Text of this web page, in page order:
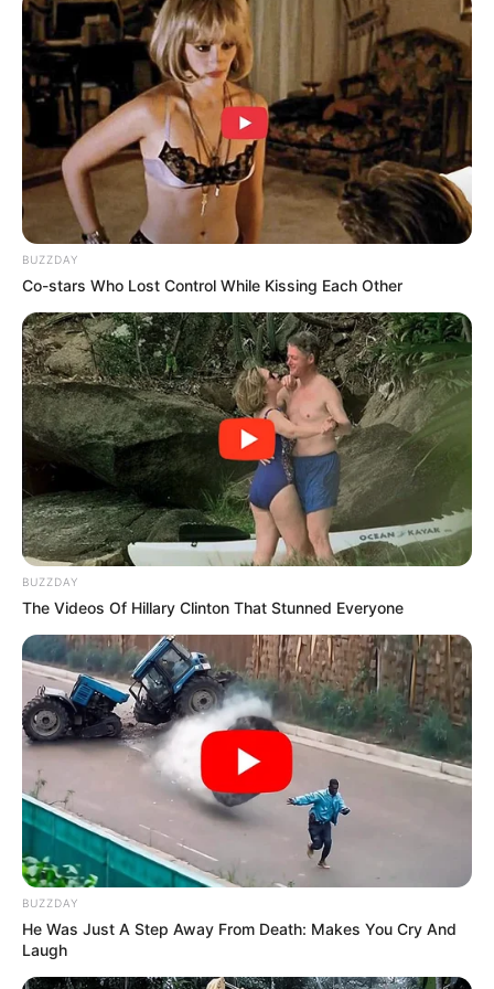
POR: EL “TUNDEMÁQUINAS” RAMÍREZ /
CRÓNICA ROJA DEL ESPECTÁCULO DESDE EL
BUZZDAY
Co-stars Who Lost Control While Kissing Each Other
BUZZDAY
The Videos Of Hillary Clinton That Stunned Everyone
BUZZDAY
He Was Just A Step Away From Death: Makes You Cry And
Laugh